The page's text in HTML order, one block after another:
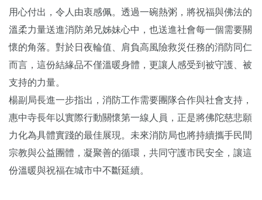
用心付出，令人由衷感佩。透過一碗熱粥，將祝福與佛法的
溫柔力量送進消防弟兄姊妹心中，也送進社會每一個需要關
懷的角落。對於日夜輪值、肩負高風險救災任務的消防同仁
而言，這份結緣品不僅溫暖身體，更讓人感受到被守護、被
支持的力量。
楊副局長進一步指出，消防工作需要團隊合作與社會支持，
惠中寺長年以實際行動關懷第一線人員，正是將佛陀慈悲願
力化為具體實踐的最佳展現。未來消防局也將持續攜手民間
宗教與公益團體，凝聚善的循環，共同守護市民安全，讓這
份溫暖與祝福在城市中不斷延續。